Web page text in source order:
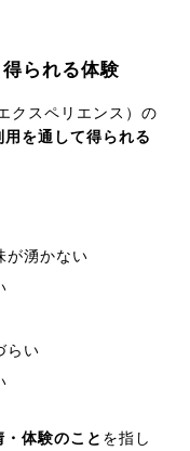
られる体験
クスペリエンス）の
を通して得られる
が湧かない
らい
体験のこと を指し